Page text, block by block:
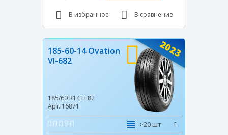
В избранное В сравнение
2023
185-60-14 Ovation
VI-682
185/60 R14 H 82
Арт. 16871
>20 шт